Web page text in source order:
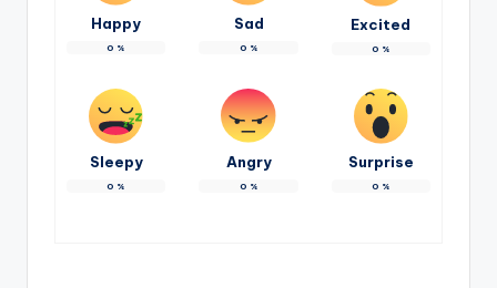
Happy
0 %
Sad
0 %
Excited
0 %
Sleepy
0 %
Angry
0 %
Surprise
0 %